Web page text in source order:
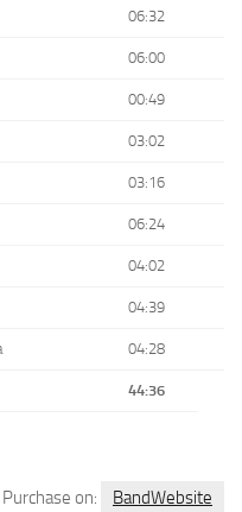
06:32
06:00
00:49
03:02
03:16
06:24
04:02
04:39
04:28
44:36
Purchase on: BandWebsite